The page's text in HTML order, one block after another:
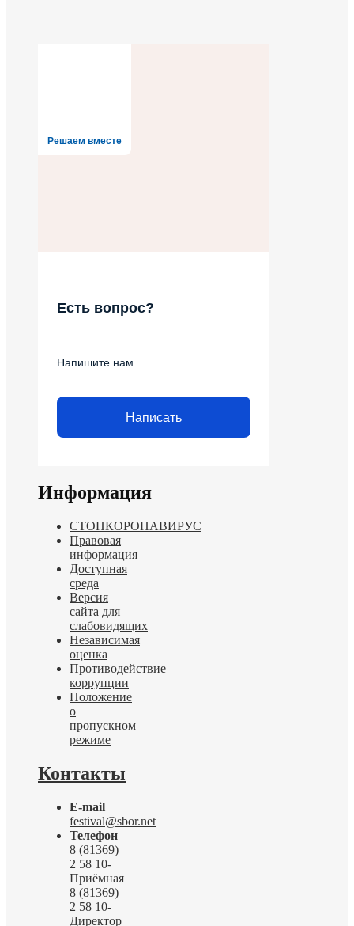
Решаем вместе
Есть вопрос?
Напишите нам
Написать
Информация
СТОПКОРОНАВИРУС
Правовая
информация
Доступная
среда
Версия
сайта для
слабовидящих
Независимая
оценка
Противодействие
коррупции
Положение
о
пропускном
режиме
Контакты
E-mail
festival@sbor.net
Телефон
8 (81369)
2 58 10-
Приёмная
8 (81369)
2 58 10-
Директор